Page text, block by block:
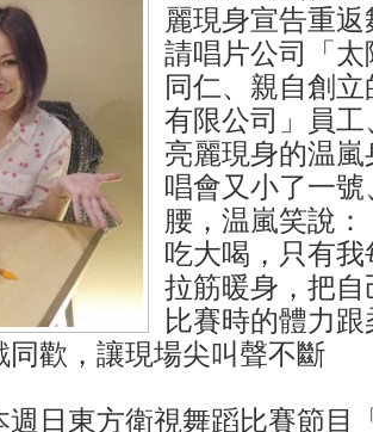
麗現身宣告重
請唱片公司「
同仁、親自創
有限公司」員
亮麗現身的温
唱會又小了一
腰，温嵐笑說
吃大喝，只有
拉筋暖身，把
比賽時的體力
同歡，讓現場尖叫聲不斷
週日東方衛視舞蹈比賽節目